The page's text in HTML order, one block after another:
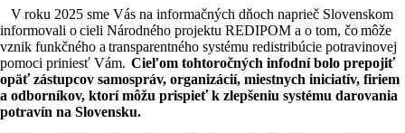
Vroku 2025 sme Vás na informačných dňoch naprieč Slovenskom
informovali ocieli Národného projektu REDIPOM a o tom, čomôže
vznik funkčného a transparentného systému redistribúcie potravinovej
pomoci priniesť Vám. Cieľom tohtoročných infodní bolo prepojiť
opäť zástupcov samospráv, organizácií, miestnych iniciatív, firiem
a odborníkov, ktorí môžu prispieť k zlepšeniu systému darovania
potravín na Slovensku.